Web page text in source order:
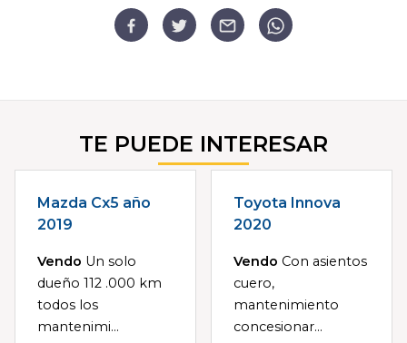
TE PUEDE INTERESAR
Mazda Cx5 año
2019
Vendo Un solo
dueño 112 .000 km
todos los
mantenimi...
Toyota Innova
2020
Vendo Con asientos
cuero,
mantenimiento
concesionar...